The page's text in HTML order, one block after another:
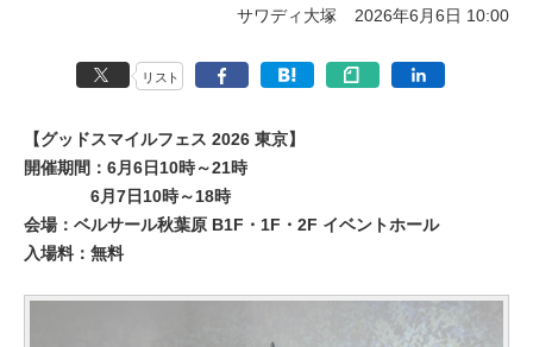
サワディ大塚 2026年6月6日 10:00
リスト
【グッドスマイルフェス 2026 東京】
開催期間：6月6日10時～21時
6月7日10時～18時
会場：ベルサール秋葉原 B1F・1F・2F イベントホール
入場料：無料